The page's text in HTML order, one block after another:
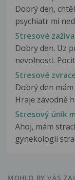
Dobrý den,
psychiatr mi
Stresové
Dobry den. Uz
nevolnosti.
Stresové
Dobrý den
Hraje závodně
Stresový únik
Ahoj, mám
gynekologii
MOHLO BY VÁS